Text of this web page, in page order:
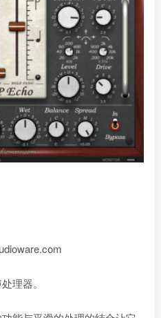
理器。